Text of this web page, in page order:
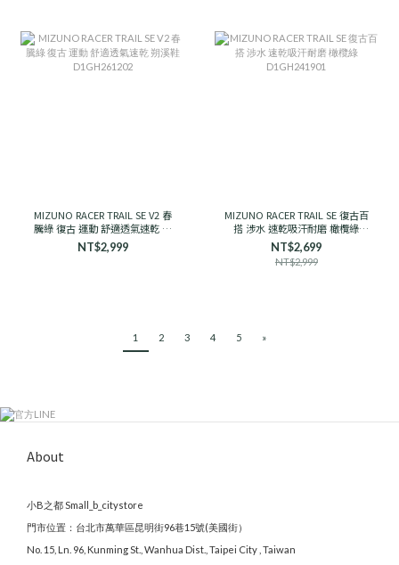
MIZUNO RACER TRAIL SE V2 春
騰綠 復古 運動 舒適透氣速乾 朔
溪鞋 D1GH261202
NT$2,999
MIZUNO RACER TRAIL SE 復古百
搭 涉水 速乾吸汗耐磨 橄欖綠
D1GH241901
NT$2,699
NT$2,999
1 2 3 4 5 »
About
小B之都 Small_b_citystore
門市位置：台北市萬華區昆明街96巷15號(美國街）
No. 15, Ln. 96, Kunming St., Wanhua Dist., Taipei City , Taiwan